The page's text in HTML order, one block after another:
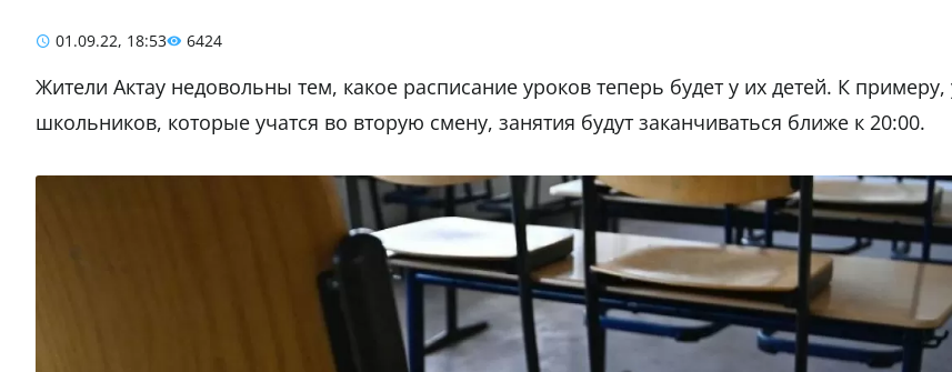
01.09.22, 18:53 6424
Жители Актау недовольны тем, какое расписание уроков теперь будет у их детей. К примеру,
школьников, которые учатся во вторую смену, занятия будут заканчиваться ближе к 20:00.